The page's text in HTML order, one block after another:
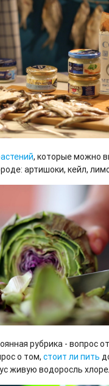
, которые можно
артишоки, кейл,
рубрика - вопрос
о том, стоит ли пить
живую водоросль